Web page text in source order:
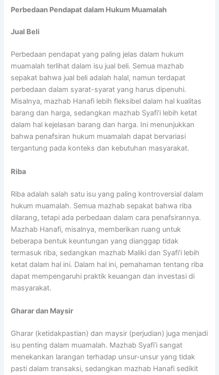
Perbedaan Pendapat dalam Hukum Muamalah
Jual Beli
Perbedaan pendapat yang paling jelas dalam hukum
muamalah terlihat dalam isu jual beli. Semua mazhab
sepakat bahwa jual beli adalah halal, namun terdapat
perbedaan dalam syarat-syarat yang harus dipenuhi.
Misalnya, mazhab Hanafi lebih fleksibel dalam hal kualitas
barang dan harga, sedangkan mazhab Syafi’i lebih ketat
dalam hal kejelasan barang dan harga. Ini menunjukkan
bahwa penafsiran hukum muamalah dapat bervariasi
tergantung pada konteks dan kebutuhan masyarakat.
Riba
Riba adalah salah satu isu yang paling kontroversial dalam
hukum muamalah. Semua mazhab sepakat bahwa riba
dilarang, tetapi ada perbedaan dalam cara penafsirannya.
Mazhab Hanafi, misalnya, memberikan ruang untuk
beberapa bentuk keuntungan yang dianggap tidak
termasuk riba, sedangkan mazhab Maliki dan Syafi’i lebih
ketat dalam hal ini. Dalam hal ini, pemahaman tentang riba
dapat mempengaruhi praktik keuangan dan investasi di
masyarakat.
Gharar dan Maysir
Gharar (ketidakpastian) dan maysir (perjudian) juga menjadi
isu penting dalam muamalah. Mazhab Syafi’i sangat
menekankan larangan terhadap unsur-unsur yang tidak
pasti dalam transaksi, sedangkan mazhab Hanafi sedikit